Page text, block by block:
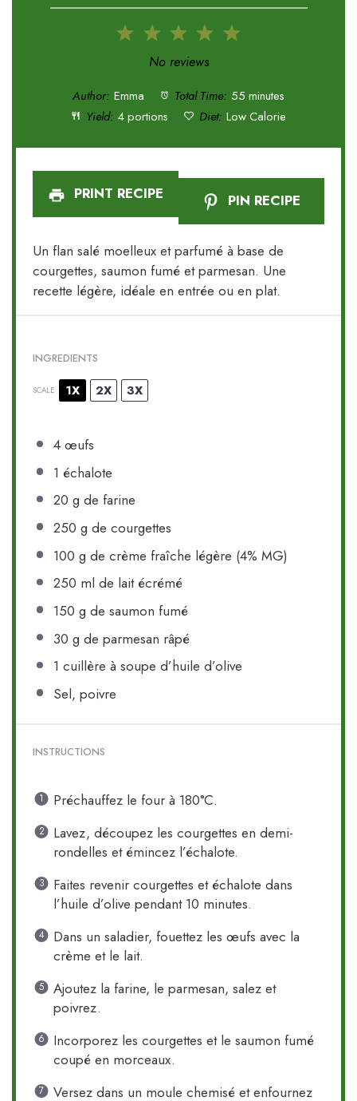
5
4
3
Stars
2
Stars
1
Star
No reviews
Author: Emma Total Time: 55 minutes
Yield: 4 portions Diet: Low Calorie
PRINT RECIPE PIN RECIPE
Un flan salé moelleux et parfumé à base de
courgettes, saumon fumé et parmesan. Une
recette légère, idéale en entrée ou en plat.
INGREDIENTS
SCALE 1X 2X 3X
4œufs
1 échalote
20 g de farine
250 g de courgettes
100 g de crème fraîche légère (4% MG)
250 ml de lait écrémé
150 g de saumon fumé
30 g de parmesan râpé
1 cuillère à soupe d’huile d’olive
Sel, poivre
INSTRUCTIONS
Préchauffez le four à 180°C.
Lavez, découpez les courgettes en demi-
rondelles et émincez l’échalote.
Faites revenir courgettes et échalote dans
l’huile d’olive pendant 10 minutes.
Dans un saladier, fouettez les œufs avec la
crème et le lait.
Ajoutez la farine, le parmesan, salez et
poivrez.
Incorporez les courgettes et le saumon fumé
coupé en morceaux.
Versez dans un moule chemisé et enfournez